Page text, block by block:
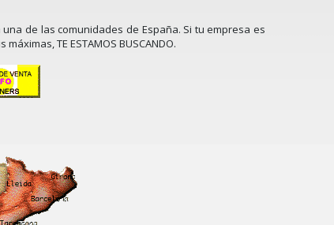
de las comunidades de España. Si tu empresa es
TE ESTAMOS BUSCANDO.